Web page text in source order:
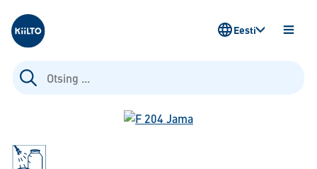
Kiilto Estonia
Otsi:
AVA
Eesti